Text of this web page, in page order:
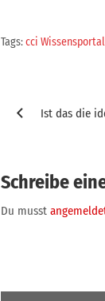
Tags:cci Wissensportal
Ist das die
Schreibe
Du musst